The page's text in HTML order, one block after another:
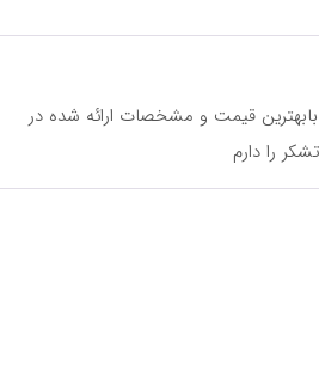
منگنز سولفات، عصاره زنجبیل، کلاژن،
قیمت و مشخصات ارائه شده در
را دارم